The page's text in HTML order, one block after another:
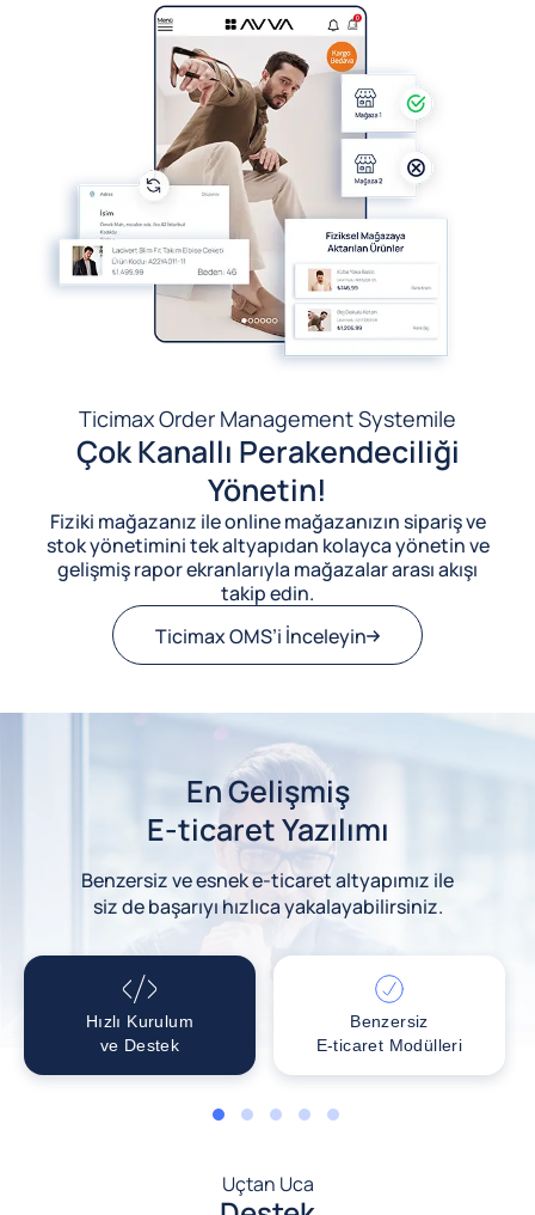
Ticimax Order Management Systemile
Çok Kanallı Perakendeciliği
Yönetin!
Fiziki mağazanız ile online mağazanızın sipariş ve
stok yönetimini tek altyapıdan kolayca yönetin ve
gelişmiş rapor ekranlarıyla mağazalar arası akışı
takip edin.
Ticimax OMS’i İnceleyin
En Gelişmiş
E-ticaret Yazılımı
Benzersiz ve esnek e-ticaret altyapımız ile
siz de başarıyı hızlıca yakalayabilirsiniz.
Hızlı Kurulum
ve Destek
Benzersiz
E-ticaret Modülleri
1 2 3 4 5
Uçtan Uca